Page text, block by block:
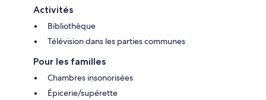
Activités
Bibliothèque
Télévision dans les parties communes
Pour les familles
Chambres insonorisées
Épicerie/supérette